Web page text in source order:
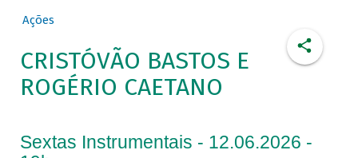
Ações
CRISTÓVÃO BASTOS E
ROGÉRIO CAETANO
Sextas Instrumentais - 12.06.2026 -